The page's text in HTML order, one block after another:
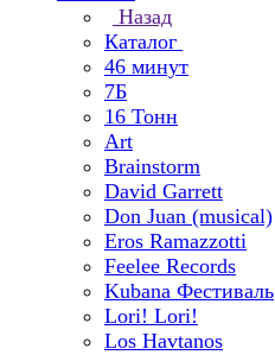
Назад
Каталог
46 минут
7Б
16 Тонн
Art
Brainstorm
David Garrett
Don Juan (musical)
Eros Ramazzotti
Feelee Records
Kubana Фестиваль
Lori! Lori!
Los Havtanos